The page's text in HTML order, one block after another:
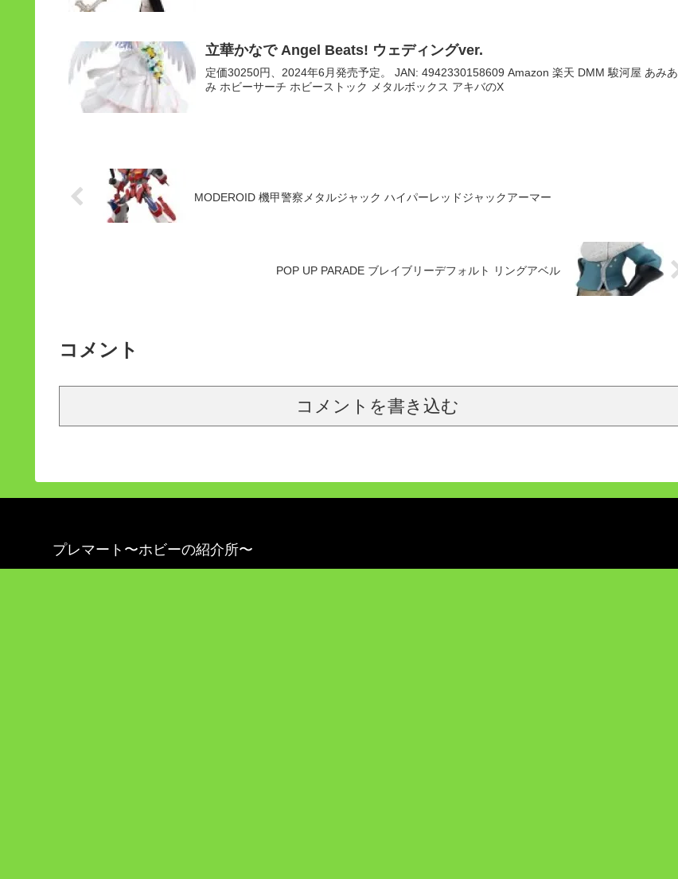
立華かなで Angel Beats! ウェディングver.
定価30250円、2024年6月発売予定。 JAN: 4942330158609 Amazon 楽天 DMM 駿河屋 あみあ
み ホビーサーチ ホビーストック メタルボックス アキバのX
MODEROID 機甲警察メタルジャック ハイパーレッドジャックアーマー
POP UP PARADE ブレイブリーデフォルト リングアベル
コメント
コメントを書き込む
プレマート〜ホビーの紹介所〜